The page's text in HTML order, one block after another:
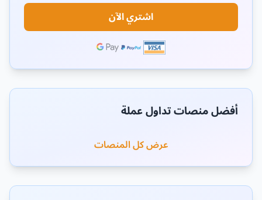
اشتري الآن
أفضل منصات تداول عملة
عرض كل المنصات